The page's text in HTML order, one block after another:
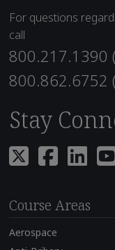
For questions
call
800.217.1390
800.862.6752
Stay
Course Areas
Aerospace